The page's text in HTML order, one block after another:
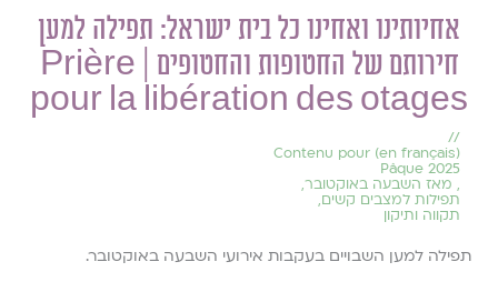
אחיותינו ואחינו כל בית ישראל: תפילה למען
חירותם של החטופות והחטופים | Prière
pour la libération des otages
//
(en français) Contenu pour
Pâque 2025
, מאז השבעה באוקטובר,
תפילות למצבים קשים,
תקווה ותיקון
תפילה למען השבויים בעקבות אירועי השבעה באוקטובר.